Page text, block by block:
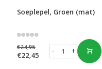
Soeplepel, Groen (mat)
€24,95
€22,45 +
-